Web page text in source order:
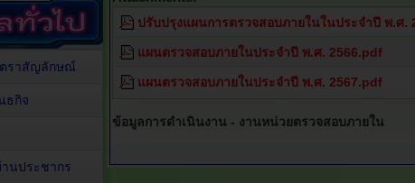
ปรับปรุงแผนการตรวจสอบภายในในประจำปี พ.ศ.
แผนตรวจสอบภายในประจำปี พ.ศ. 2566.pdf
แผนตรวจสอบภายในประจำปี พ.ศ. 2567.pdf
ข้อมูลการดำเนินงาน - งานหน่วยตรวจสอบภายใน
ราสัญลักษณ์
ธกิจ
นประชากร